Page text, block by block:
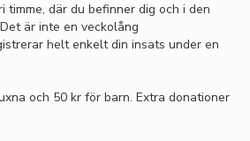
timme, där du befinner dig och i den
är inte en veckolång
helt enkelt din insats under en
och 50 kr för barn. Extra donationer